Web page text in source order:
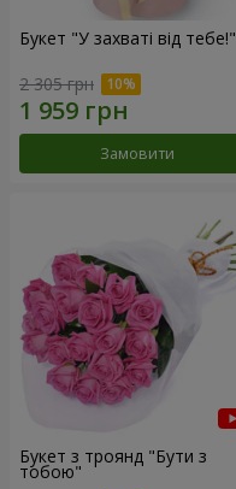
Букет "У захваті від тебе!"
2 305 грн
Замовити
Букет з троянд "Бути з
тобою"